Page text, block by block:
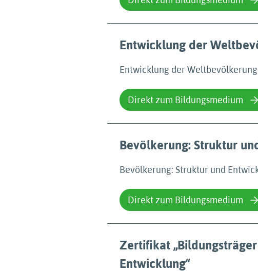
Entwicklung der
Entwicklung der Weltbevölkerung
Direkt zum Bildungsmedium
Bevölkerung: Struktur
Bevölkerung: Struktur und
Direkt zum Bildungsmedium
Zertifikat
Entwicklung“